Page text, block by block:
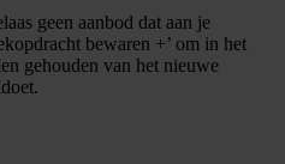
geen aanbod dat aan je
bewaren +’ om in het
gehouden van het nieuwe